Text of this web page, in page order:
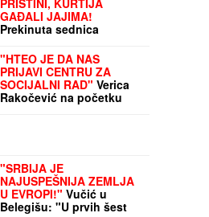
(VIDEO) TOTALNI HAOS U
PRIŠTINI, KURTIJA
GAĐALI JAJIMA!
Prekinuta sednica